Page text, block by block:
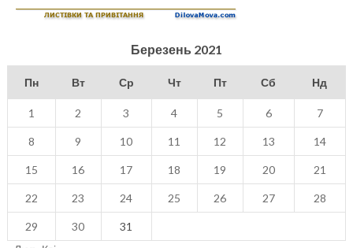
Березень 2021
Пн Вт Ср Чт Пт Сб Нд
1 2 3 4 5 6 7
8 9 10 11 12 13 14
15 16 17 18 19 20 21
22 23 24 25 26 27 28
29 30
31